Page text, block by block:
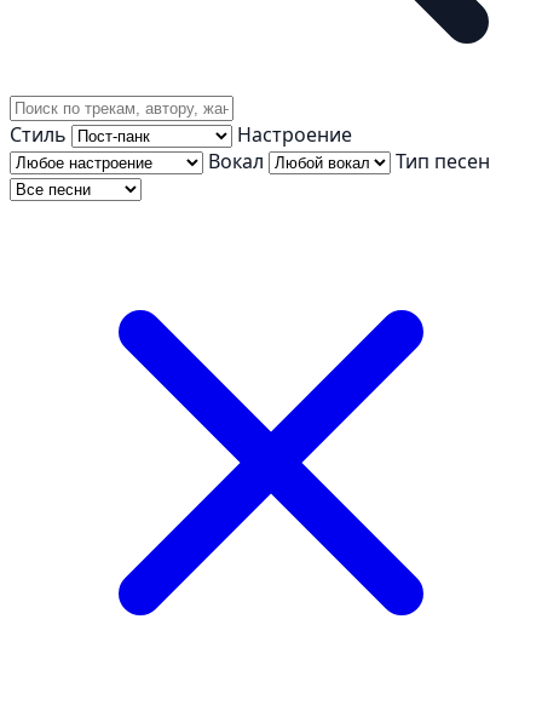
Стиль
Настроение
Вокал
Тип песен